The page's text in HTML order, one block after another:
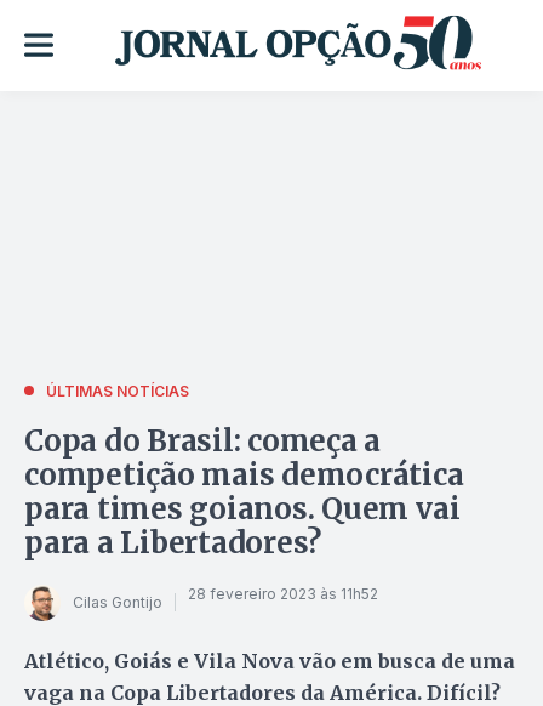
ÚLTIMAS NOTÍCIAS
Copa do Brasil: começa a
competição mais democrática
para times goianos. Quem vai
para a Libertadores?
Cilas Gontijo 28 fevereiro 2023 às 11h52
Atlético, Goiás e Vila Nova vão em busca de uma
vaga na Copa Libertadores da América. Difícil?